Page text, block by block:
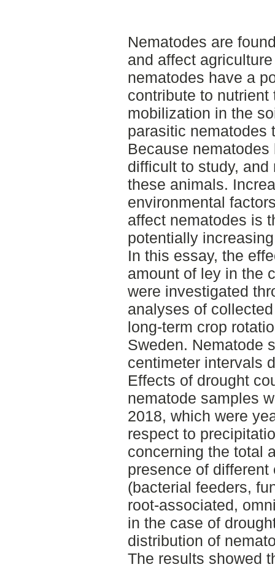
Nematodes are
and affect
nematodes have a
contribute to
mobilization in the
parasitic nematodes
Because
difficult to study,
these animals.
environmental
affect nematodes is
potentially
In this essay, the
amount of ley in the
were investigated
analyses of
long-term crop
Sweden. Nematode
centimeter intervals
Effects of drought
nematode samples
2018, which were
respect to
concerning the total
presence of
(bacterial feeders,
root-associated,
in the case of
distribution of
The results showed